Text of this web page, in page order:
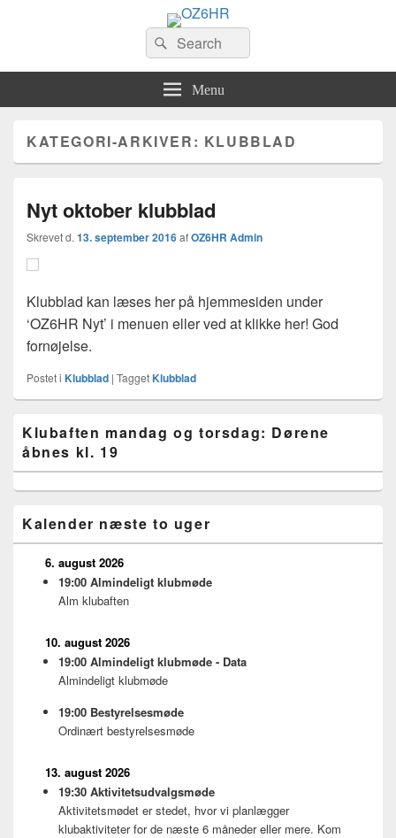
Search
for:
Søg
Menu
KATEGORI-ARKIVER: KLUBBLAD
Nyt oktober klubblad
Skrevet d. 13. september 2016afOZ6HR Admin
Klubblad kan læses her på hjemmesiden under
‘OZ6HR Nyt’ i menuen eller ved at klikke her! God
fornøjelse.
Postet i Klubblad | TaggetKlubblad
Sidebar
Widget
Area
Klubaften mandag og torsdag: Dørene
åbnes kl. 19
Kalender næste to uger
6. august 2026
19:00 Almindeligt klubmøde
Alm klubaften
10. august 2026
19:00 Almindeligt klubmøde - Data
Almindeligt klubmøde
19:00 Bestyrelsesmøde
Ordinært bestyrelsesmøde
13. august 2026
19:30 Aktivitetsudvalgsmøde
Aktivitetsmødet er stedet, hvor vi planlægger
klubaktiviteter for de næste 6 måneder eller mere. Kom